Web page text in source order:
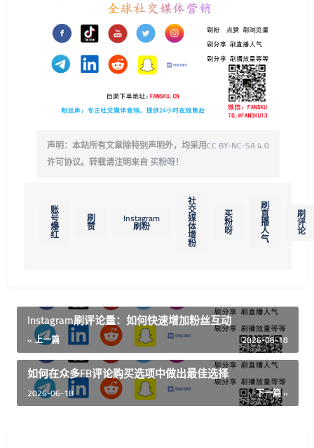
声明：本站所有文章除特别声明外，均采用CC BY-NC-SA 4.0
许可协议。转载请注明来自 买粉呀！
账
号
爆
红
刷
赞
Instagram
刷粉
社
交
媒
体
增
粉
买
粉
呀
刷
直
播
人
气
刷
评
论
Instagram刷评论量：如何快速增加粉丝互动
« 上一篇 2026-06-18
如何在众多FB评论购买选项中做出最佳选择
下一篇 »
2026-06-18